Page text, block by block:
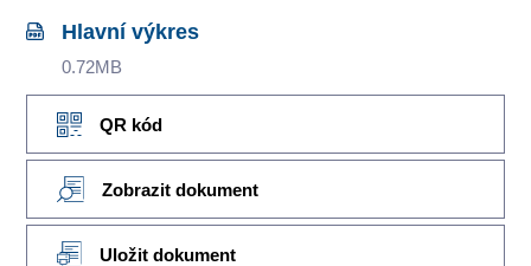
Hlavní výkres
0.72MB
QR kód
Zobrazit dokument
Uložit dokument